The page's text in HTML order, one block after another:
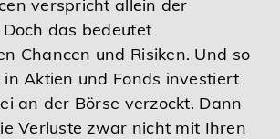
verspricht allein der
das bedeutet
Chancen und Risiken. Und so
Aktien und Fonds investiert
an der Börse verzockt. Dann
Verluste zwar nicht mit Ihren